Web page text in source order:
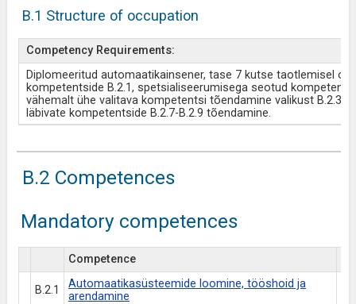
B.1 Structure of occupation
Competency Requirements:
Diplomeeritud automaatikainsener, tase 7 kutse taotlemisel on
kompetentside B.2.1, spetsialiseerumisega seotud kompetentsi
vähemalt ühe valitava kompetentsi tõendamine valikust
läbivate kompetentside B.2.7-B.2.9 tõendamine.
B.2 Competences
Mandatory competences
Competence
B.2.1
Automaatikasüsteemide loomine, tööshoid ja
arendamine